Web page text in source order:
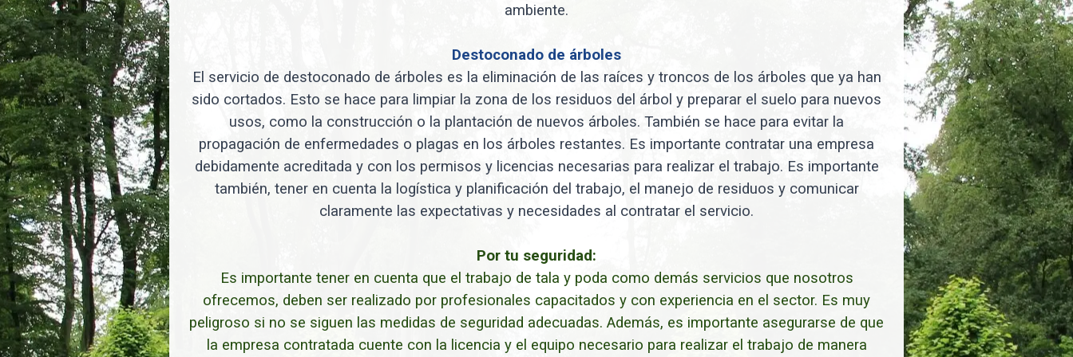
ambiente.
Destoconado de árboles
El servicio de destoconado de árboles es la eliminación de las raíces y troncos de los árboles que ya han
sido cortados. Esto se hace para limpiar la zona de los residuos del árbol y preparar el suelo para nuevos
usos, como la construcción o la plantación de nuevos árboles. También se hace para evitar la
propagación de enfermedades o plagas en los árboles restantes. Es importante contratar una empresa
debidamente acreditada y con los permisos y licencias necesarias para realizar el trabajo. Es importante
también, tener en cuenta la logística y planificación del trabajo, el manejo de residuos y comunicar
claramente las expectativas y necesidades al contratar el servicio.
Por tu seguridad:
Es importante tener en cuenta que el trabajo de tala y poda como demás servicios que nosotros
ofrecemos, deben ser realizado por profesionales capacitados y con experiencia en el sector. Es muy
peligroso si no se siguen las medidas de seguridad adecuadas. Además, es importante asegurarse de que
la empresa contratada cuente con la licencia y el equipo necesario para realizar el trabajo de manera